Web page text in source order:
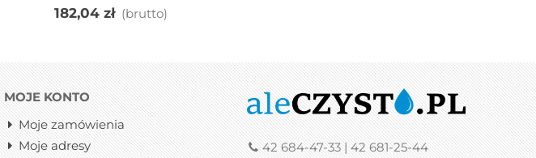
182,04 zł (brutto)
MOJE KONTO
Moje zamówienia
Moje adresy
42 684-47-33 | 42 681-25-44